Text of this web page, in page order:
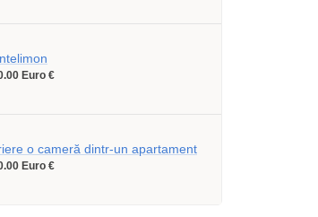
Euro €
o cameră dintr-un apartament
Euro €